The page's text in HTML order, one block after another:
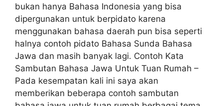
bukan hanya Bahasa Indonesia yang bisa
dipergunakan untuk berpidato karena
menggunakan bahasa daerah pun bisa seperti
halnya contoh pidato Bahasa Sunda Bahasa
Jawa dan masih banyak lagi. Contoh Kata
Sambutan Bahasa Jawa Untuk Tuan Rumah –
Pada kesempatan kali ini saya akan
memberikan beberapa contoh sambutan